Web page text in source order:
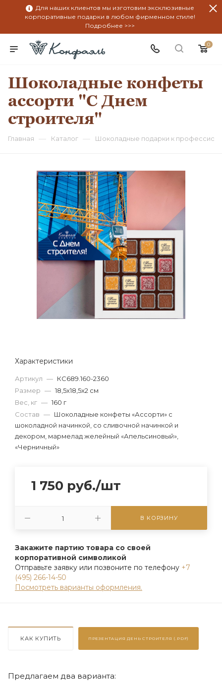
Для наших клиентов мы изготовим эксклюзивные
корпоративные подарки в любом фирменном стиле!
Подробнее >>>
0
Шоколадные конфеты
ассорти "С Днем
строителя"
Главная — Каталог — Шоколадные подарки к
Характеристики
Артикул — КС689.160-2360
Размер — 18,5x18,5x2 см
Вес, кг — 160 г
Состав — Шоколадные конфеты «Ассорти» с
шоколадной начинкой, со сливочной начинкой и
декором, мармелад желейный «Апельсиновый»,
«Черничный»
1 750 руб./шт
В КОРЗИНУ
Закажите партию товара со своей
корпоративной символикой
Отправьте заявку или позвоните по телефону +7
(495) 266-14-50
Посмотреть варианты оформления.
КАК КУПИТЬ ПРЕЗЕНТАЦИЯ ДЕНЬ СТРОИТЕЛЯ (.PDF)
Предлагаем два варианта: